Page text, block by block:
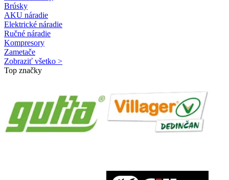
Brúsky
AKU náradie
Elektrické náradie
Ručné náradie
Kompresory
Zametače
Zobraziť všetko >
Top značky